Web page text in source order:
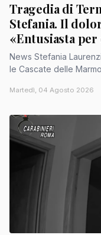
Tragedia di
Stefania. Il
«Entusiasta
News Stefania Laurenzi La gioia per una gita fuori porta verso
le Cascate delle
Martedì, 04 Agosto 2026